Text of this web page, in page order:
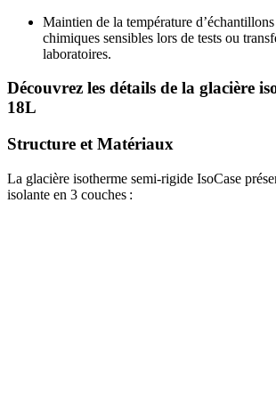
Maintien de la température
chimiques sensibles lors de tests ou
laboratoires.
Découvrez les détails de la glacière
18L
Structure et Matériaux
La glacière isotherme semi-rigide IsoCase
isolante en 3 couches :